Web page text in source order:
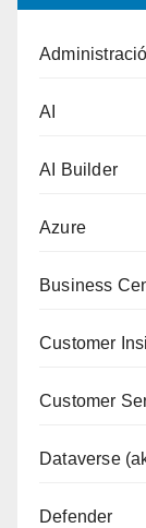
AI
AI Builder
Azure
Business
Customer
Customer
Dataverse
Defender